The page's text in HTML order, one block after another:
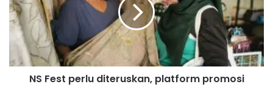
c
a
e
s
r
NS Fest perlu diteruskan, platform promosi